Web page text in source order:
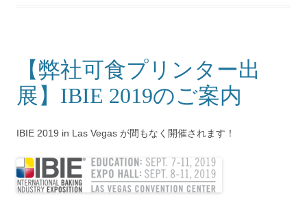
【弊社可食プリンター出
展】IBIE 2019のご案内
IBIE 2019 in Las Vegas が間もなく開催されます！